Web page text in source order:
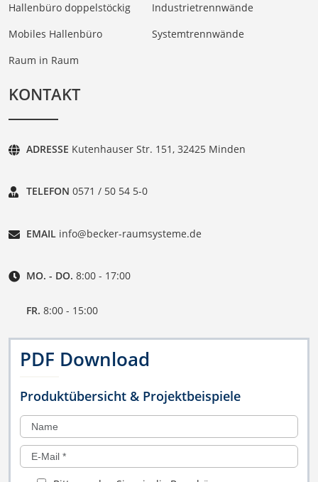
Hallenbüro doppelstöckig
Mobiles Hallenbüro
Raum in Raum
Industrietrennwände
Systemtrennwände
KONTAKT
ADRESSE Kutenhauser Str. 151, 32425 Minden
TELEFON 0571 / 50 54 5-0
EMAIL info@becker-raumsysteme.de
MO. - DO. 8:00 - 17:00
FR. 8:00 - 15:00
PDF Download
Produktübersicht & Projektbeispiele